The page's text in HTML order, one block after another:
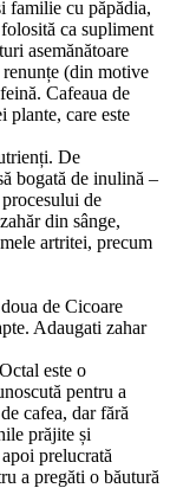
familie cu păpădia,
ca supliment
asemănătoare
renunțe (din motive
Cafeaua de
plante, care este
De
bogată de inulină –
de
din sânge,
artritei, precum
de Cicoare
Adaugati zahar
este o
pentru a
cafea, dar fără
prăjite și
prelucrată
a pregăti o băutură